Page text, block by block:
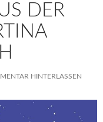
DER
HINTERLASSEN